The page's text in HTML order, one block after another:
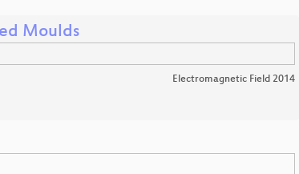
Moulds
Electromagnetic Field 2014